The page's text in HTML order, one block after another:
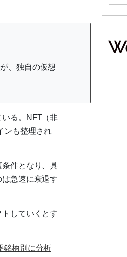
、独自の仮想
いる。NFT（非
ンも整理され
条件となり、具
急速に衰退す
していくとす
銘柄別に分析